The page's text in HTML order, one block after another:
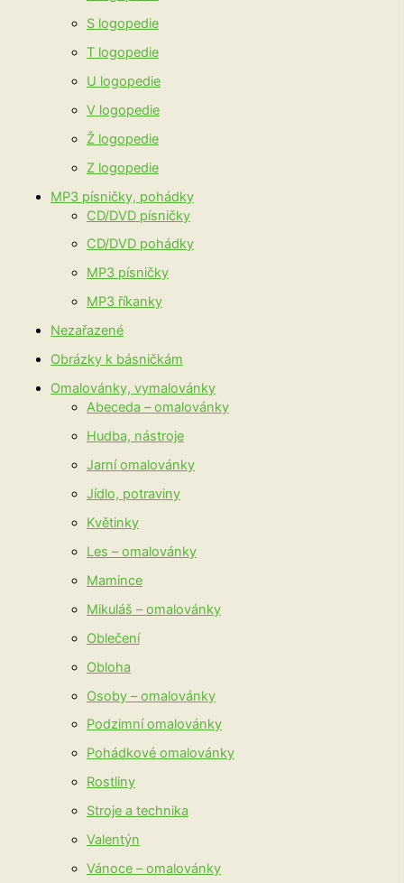
S logopedie
T logopedie
U logopedie
V logopedie
Ž logopedie
Z logopedie
MP3 písničky, pohádky
CD/DVD písničky
CD/DVD pohádky
MP3 písničky
MP3 říkanky
Nezařazené
Obrázky k básničkám
Omalovánky, vymalovánky
Abeceda – omalovánky
Hudba, nástroje
Jarní omalovánky
Jídlo, potraviny
Květinky
Les – omalovánky
Mamince
Mikuláš – omalovánky
Oblečení
Obloha
Osoby – omalovánky
Podzimní omalovánky
Pohádkové omalovánky
Rostliny
Stroje a technika
Valentýn
Vánoce – omalovánky